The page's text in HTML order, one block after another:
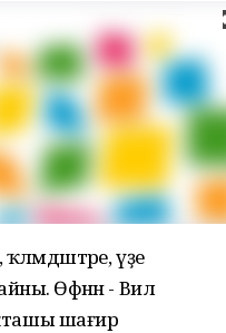
үҙе
Өфәнән - Вил
шағир